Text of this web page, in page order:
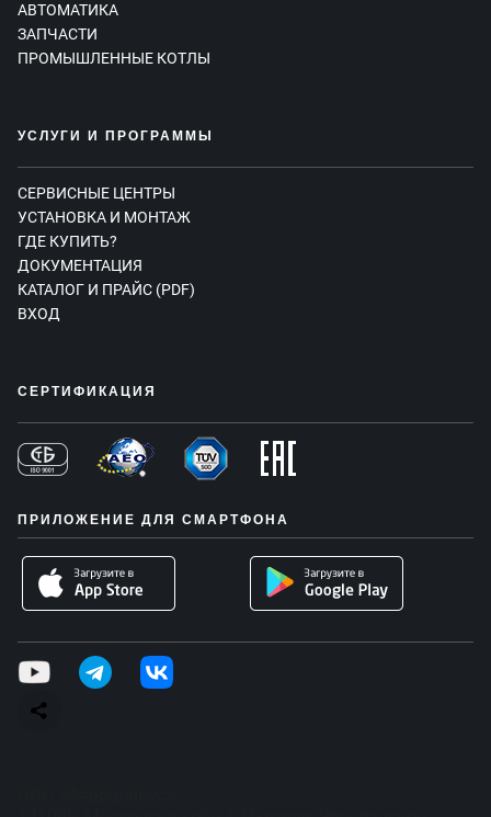
АВТОМАТИКА
ЗАПЧАСТИ
ПРОМЫШЛЕННЫЕ КОТЛЫ
УСЛУГИ И ПРОГРАММЫ
СЕРВИСНЫЕ ЦЕНТРЫ
УСТАНОВКА И МОНТАЖ
ГДЕ КУПИТЬ?
ДОКУМЕНТАЦИЯ
КАТАЛОГ И ПРАЙС (PDF)
ВХОД
СЕРТИФИКАЦИЯ
ПРИЛОЖЕНИЕ ДЛЯ СМАРТФОНА